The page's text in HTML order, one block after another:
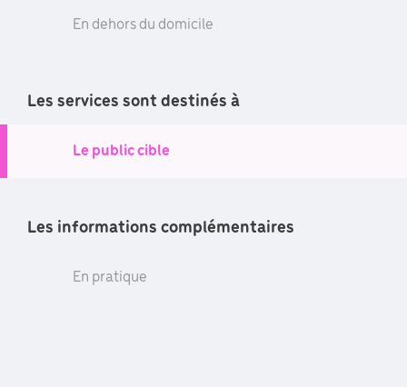
En dehors du domicile
Les services sont destinés à
Le public cible
Les informations complémentaires
En pratique
En pratique